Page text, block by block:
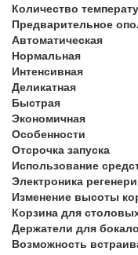
Количество
Предварительное
Автоматическая
Нормальная
Интенсивная
Деликатная
Быстрая
Экономичная
Особенности
Отсрочка запуска
Использование
Электроника
Изменение высоты
Корзина для
Держатели для
Возможность